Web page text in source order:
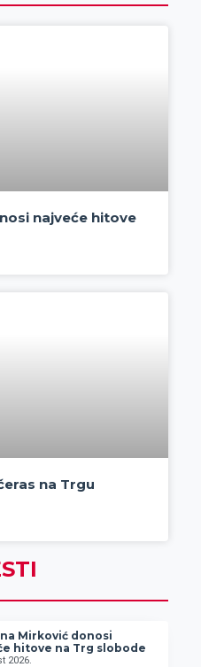
najveće hitove
na Trgu
Mirković donosi
hitove na Trg slobode
2026.